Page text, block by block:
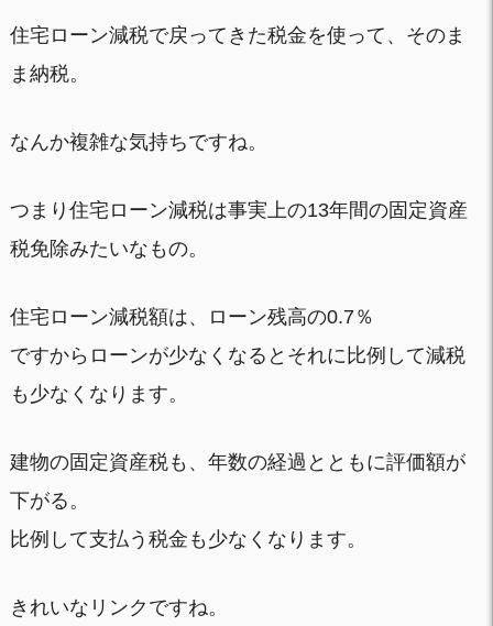
住宅ローン減税で戻ってきた税金を使って、そのま
ま納税。
なんか複雑な気持ちですね。
つまり住宅ローン減税は事実上の13年間の固定資産
税免除みたいなもの。
住宅ローン減税額は、ローン残高の0.7％
ですからローンが少なくなるとそれに比例して減税
も少なくなります。
建物の固定資産税も、年数の経過とともに評価額が
下がる。
比例して支払う税金も少なくなります。
きれいなリンクですね。